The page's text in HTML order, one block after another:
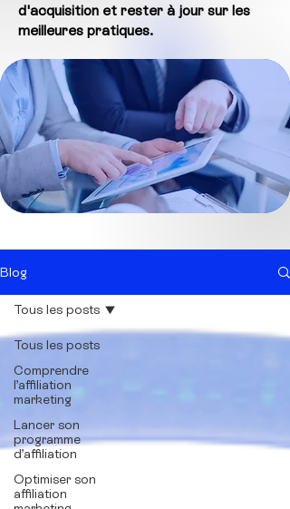
d'acquisition et rester à jour sur les
meilleures pratiques.
Blog
Tous les posts
Comprendre
l’affiliation
marketing
Lancer son
programme
d’affiliation
Optimiser son
affiliation
Tous les posts